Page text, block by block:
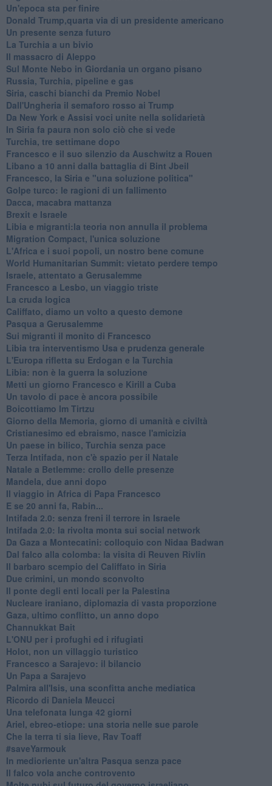
Un'epoca sta per finire
Donald Trump,quarta via di un presidente americano
Un presente senza futuro
La Turchia a un bivio
Il massacro di Aleppo
Sul Monte Nebo in Giordania un organo pisano
Russia, Turchia, pipeline e gas
Siria, caschi bianchi da Premio Nobel
Dall'Ungheria il semaforo rosso ai Trump
Da New York e Assisi voci unite nella solidarietà
In Siria fa paura non solo ciò che si vede
Turchia, tre settimane dopo
Francesco e il suo silenzio da Auschwitz a Rouen
Libano a 10 anni dalla battaglia di Bint Jbeil
Francesco, la Siria e "una soluzione politica"
Golpe turco: le ragioni di un fallimento
Dacca, macabra mattanza
Brexit e Israele
Libia e migranti:la teoria non annulla il problema
Migration Compact, l'unica soluzione
L'Africa e i suoi popoli, un nostro bene comune
World Humanitarian Summit: vietato perdere tempo
Israele, attentato a Gerusalemme
Francesco a Lesbo, un viaggio triste
La cruda logica
Califfato, diamo un volto a questo demone
Pasqua a Gerusalemme
Sui migranti il monito di Francesco
Libia tra interventismo Usa e prudenza generale
L'Europa rifletta su Erdogan e la Turchia
Libia: non è la guerra la soluzione
Metti un giorno Francesco e Kirill a Cuba
Un tavolo di pace è ancora possibile
Boicottiamo Im Tirtzu
Giorno della Memoria, giorno di umanità e civiltà
Cristianesimo ed ebraismo, nasce l'amicizia
Un paese in bilico, Turchia senza pace
Terza Intifada, non c'è spazio per il Natale
Natale a Betlemme: crollo delle presenze
Mandela, due anni dopo
Il viaggio in Africa di Papa Francesco
E se 20 anni fa, Rabin...
Intifada 2.0: senza freni il terrore in Israele
Intifada 2.0: la rivolta monta sui social network
Da Gaza a Montecatini: colloquio con Nidaa Badwan
Dal falco alla colomba: la visita di Reuven Rivlin
Il barbaro scempio del Califfato in Siria
Due crimini, un mondo sconvolto
Il ponte degli enti locali per la Palestina
Nucleare iraniano, diplomazia di vasta proporzione
Gaza, ultimo conflitto, un anno dopo
Channukkat Bait
L'ONU per i profughi ed i rifugiati
Holot, non un villaggio turistico
Francesco a Sarajevo: il bilancio
Un Papa a Sarajevo
Palmira all'Isis, una sconfitta anche mediatica
Ricordo di Daniela Meucci
​Una telefonata lunga 42 giorni
​Ariel, ebreo-etiope: una storia nelle sue parole
Che la terra ti sia lieve, Rav Toaff
​#saveYarmouk
​In medioriente un'altra Pasqua senza pace
​Il falco vola anche controvento